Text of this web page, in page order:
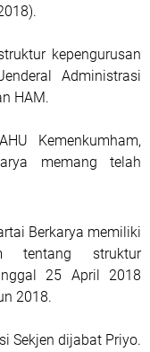
kepengurusan
Administrasi
HAM.
Kemenkumham,
memang telah
Berkarya memiliki
tentang struktur
25 April 2018
2018.
Sekjen dijabat Priyo.